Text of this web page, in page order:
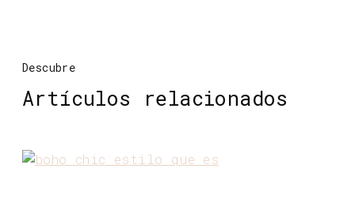
Descubre
Artículos relacionados